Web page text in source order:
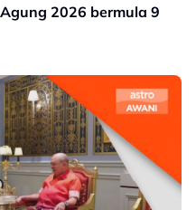
2026 bermula 9